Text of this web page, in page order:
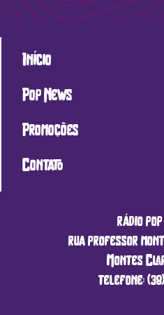
Início
Pop News
Promoções
Contato
rádio pop
rua professor
Montes
telefone: